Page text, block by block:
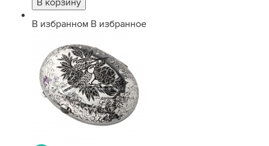
В избранном В избранное